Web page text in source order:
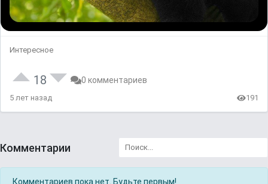
Интересное
18 0 комментариев
5 лет назад 191
Комментарии
Комментариев пока нет. Будьте первым!